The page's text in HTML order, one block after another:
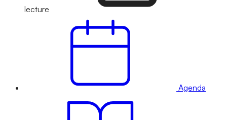
lecture
Agenda